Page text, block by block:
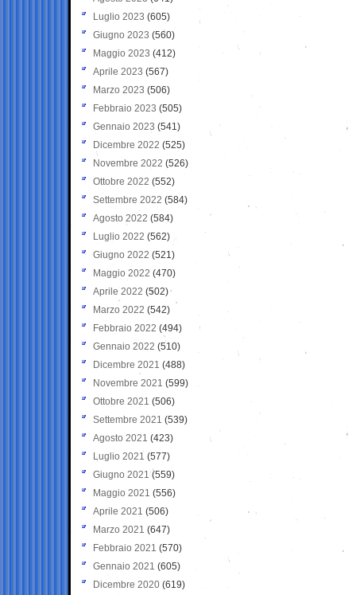
Luglio 2023 (605)
Giugno 2023 (560)
Maggio 2023 (412)
Aprile 2023 (567)
Marzo 2023 (506)
Febbraio 2023 (505)
Gennaio 2023 (541)
Dicembre 2022 (525)
Novembre 2022 (526)
Ottobre 2022 (552)
Settembre 2022 (584)
Agosto 2022 (584)
Luglio 2022 (562)
Giugno 2022 (521)
Maggio 2022 (470)
Aprile 2022 (502)
Marzo 2022 (542)
Febbraio 2022 (494)
Gennaio 2022 (510)
Dicembre 2021 (488)
Novembre 2021 (599)
Ottobre 2021 (506)
Settembre 2021 (539)
Agosto 2021 (423)
Luglio 2021 (577)
Giugno 2021(559)
Maggio 2021 (556)
Aprile 2021 (506)
Marzo 2021 (647)
Febbraio 2021 (570)
Gennaio 2021 (605)
Dicembre 2020 (619)